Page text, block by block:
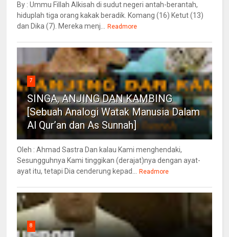
By : Ummu Fillah Alkisah di sudut negeri antah-berantah,
hiduplah tiga orang kakak beradik. Komang (16) Ketut (13)
dan Dika (7). Mereka menj...
Readmore
7
SINGA, ANJING DAN KAMBING
[Sebuah Analogi Watak Manusia Dalam
Al Qur’an dan As Sunnah]
Oleh : Ahmad Sastra Dan kalau Kami menghendaki,
Sesungguhnya Kami tinggikan (derajat)nya dengan ayat-
ayat itu, tetapi Dia cenderung kepad...
Readmore
8